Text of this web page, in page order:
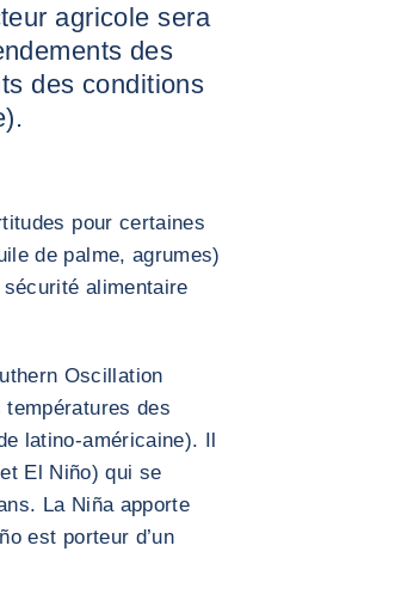
agricole sera
des
des conditions
pour certaines
de palme, agrumes)
alimentaire
Oscillation
des
latino-américaine). Il
El Niño) qui se
La Niña apporte
est porteur d’un